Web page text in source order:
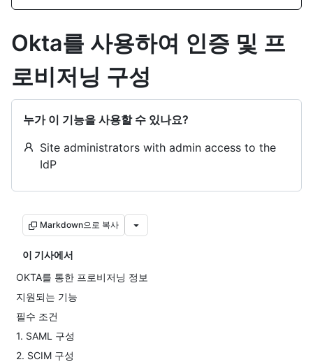
Okta를 사용하여 인증 및 프
로비저닝 구성
누가 이 기능을 사용할 수 있나요?
Site administrators with admin access to the
IdP
Markdown으로 복사
이 기사에서
OKTA를 통한 프로비저닝 정보
지원되는 기능
필수 조건
1. SAML 구성
2. SCIM 구성